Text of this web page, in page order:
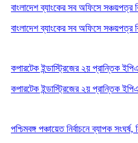
বাংলাদেশ ব্যাংকের সব অফিসে সঞ্চয়পত্র
বাংলাদেশ ব্যাংকের সব অফিসে সঞ্চয়পত্র
কপারটেক ইন্ডাস্ট্রিজের ২য় প্রান্তিক
কপারটেক ইন্ডাস্ট্রিজের ২য় প্রান্তিক
পশ্চিমবঙ্গ পঞ্চায়েত নির্বাচনে ব্যাপক